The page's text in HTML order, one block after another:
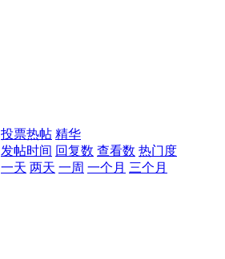
投票热帖 精华
发帖时间 回复数 查看数 热门度
一天 两天 一周 一个月 三个月